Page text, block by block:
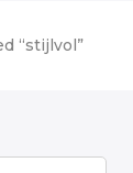
“stijlvol”